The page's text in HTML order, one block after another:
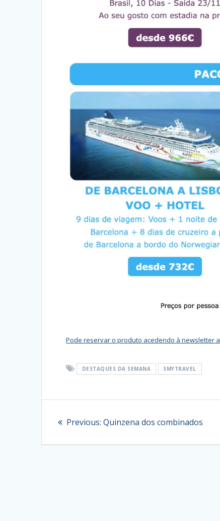
Pode reservar o produto acedendo à newsletter
DESTAQUES DA SEMANA SMYTRAVEL
Previous: Previous
Quinzena dos combinados